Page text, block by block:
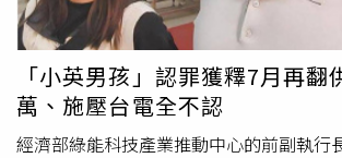
向民眾宣導反賄觀念外，更透過公務部門
式，將本署所製作之反賄宣導影片、海報
宣導。本次寄發給鄉親的一封信，透過里
將使反賄宣導更加全面與深化，藉此遍布
落、穿透進入每個鄉親心中。
意三類常見妨害選舉犯罪類型：第一，為
「小英男孩」認罪獲釋7月再
萬、施壓台電全不認
經濟部綠能科技產業推動中心的前副執行